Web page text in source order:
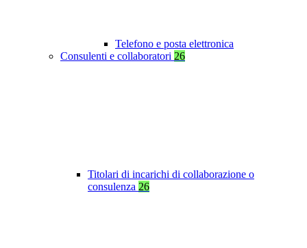
Telefono e posta elettronica
Consulenti e collaboratori 26
Titolari di incarichi di collaborazione o
consulenza 26